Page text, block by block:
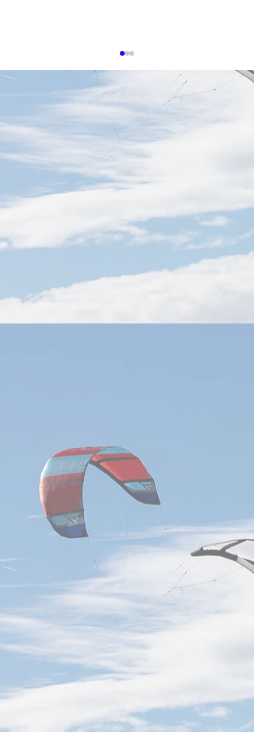
緯創Wistron
感謝。参考にした出典は下記
に記載しています。 【鴻海
Foxconn、7月売上が過去最
高】 日付2026年8月5日 鴻海
の7月売上高は9,465億台湾ド
ルとなり、月間過去最高を更
新しました。前年同月比
54.2％増で、AIサーバーを含
むクラウド・ネットワーク製
品が成長を牽引。第3四半期
み、台湾のサーバー、電源、